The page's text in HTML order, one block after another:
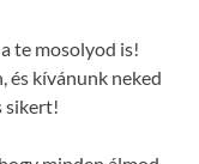
te mosolyod is!
és kívánunk neked
sikert!